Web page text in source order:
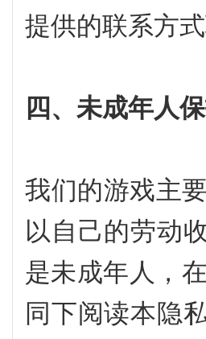
提供的联系方
四、未成年人
我们的游戏主
以自己的劳动
是未成年人，
同下阅读本隐